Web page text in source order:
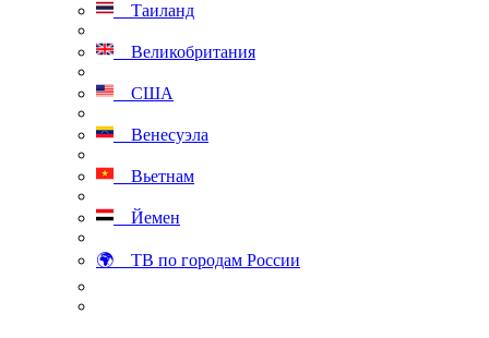
Таиланд
Великобритания
США
Венесуэла
Вьетнам
Йемен
🌍 ТВ по городам России